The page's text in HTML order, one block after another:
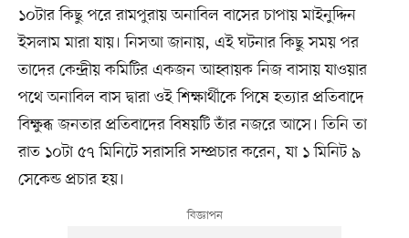
১০টার কিছু পরে রামপুরায় অনাবিল বাসের চাপায় মাইনুদ্দিন
ইসলাম মারা যায়। নিসআ জানায়, এই ঘটনার কিছু সময় পর
তাদের কেন্দ্রীয় কমিটির একজন আহ্বায়ক নিজ বাসায় যাওয়ার
পথে অনাবিল বাস দ্বারা ওই শিক্ষার্থীকে পিষে হত্যার প্রতিবাদে
বিক্ষুব্ধ জনতার প্রতিবাদের বিষয়টি তাঁর নজরে আসে। তিনি তা
রাত ১০টা ৫৭ মিনিটে সরাসরি সম্প্রচার করেন, যা ১ মিনিট ৯
সেকেন্ড প্রচার হয়।